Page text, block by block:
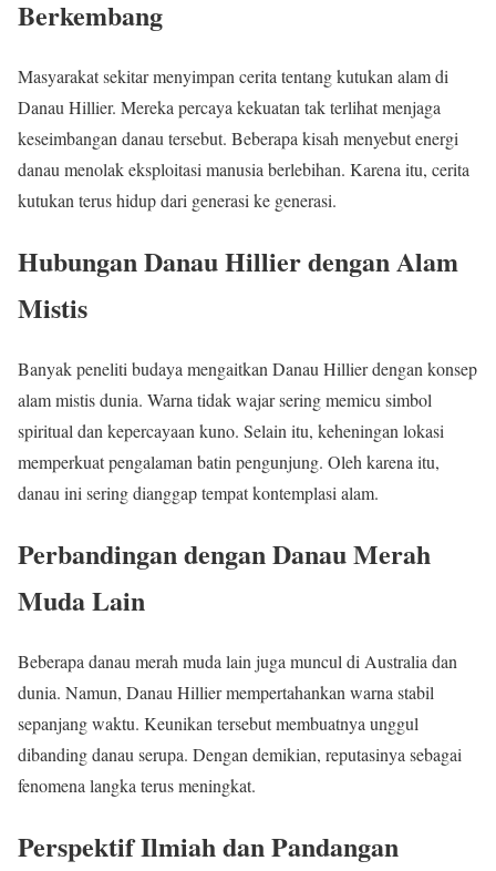
Berkembang
Masyarakat sekitar menyimpan cerita tentang kutukan alam di
Danau Hillier. Mereka percaya kekuatan tak terlihat menjaga
keseimbangan danau tersebut. Beberapa kisah menyebut energi
danau menolak eksploitasi manusia berlebihan. Karena itu, cerita
kutukan terus hidup dari generasi ke generasi.
Hubungan Danau Hillier dengan Alam
Mistis
Banyak peneliti budaya mengaitkan Danau Hillier dengan konsep
alam mistis dunia. Warna tidak wajar sering memicu simbol
spiritual dan kepercayaan kuno. Selain itu, keheningan lokasi
memperkuat pengalaman batin pengunjung. Oleh karena itu,
danau ini sering dianggap tempat kontemplasi alam.
Perbandingan dengan Danau Merah
Muda Lain
Beberapa danau merah muda lain juga muncul di Australia dan
dunia. Namun, Danau Hillier mempertahankan warna stabil
sepanjang waktu. Keunikan tersebut membuatnya unggul
dibanding danau serupa. Dengan demikian, reputasinya sebagai
fenomena langka terus meningkat.
Perspektif Ilmiah dan Pandangan